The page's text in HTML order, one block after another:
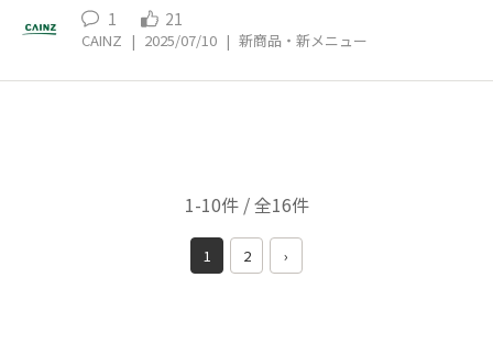
1 21
CAINZ | 2025/07/10 | 新商品・新メニュー
1-10件 / 全16件
1 2 ›